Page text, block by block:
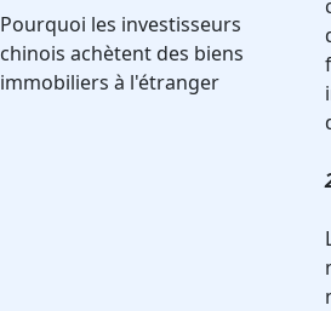
Pourquoi les investisseurs
chinois achètent des biens
immobiliers à l'étranger